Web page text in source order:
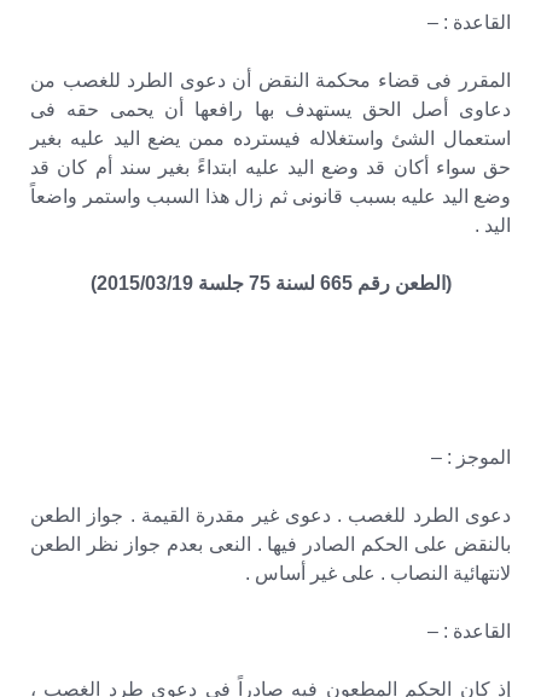
القاعدة : –
المقرر فى قضاء محكمة النقض أن دعوى الطرد للغصب من
دعاوى أصل الحق يستهدف بها رافعها أن يحمى حقه فى
استعمال الشئ واستغلاله فيسترده ممن يضع اليد عليه بغير
حق سواء أكان قد وضع اليد عليه ابتداءً بغير سند أم كان قد
وضع اليد عليه بسبب قانونى ثم زال هذا السبب واستمر واضعاً
اليد .
(الطعن رقم 665 لسنة 75 جلسة 2015/03/19)
الموجز : –
دعوى الطرد للغصب . دعوى غير مقدرة القيمة . جواز الطعن
بالنقض على الحكم الصادر فيها . النعى بعدم جواز نظر الطعن
لانتهائية النصاب . على غير أساس .
القاعدة : –
إذ كان الحكم المطعون فيه صادراً فى دعوى طرد الغصب ،